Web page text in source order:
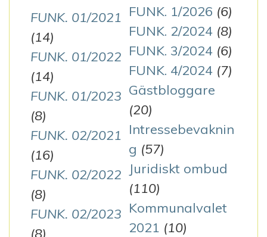
FUNK. 01/2021
(14)
FUNK. 01/2022
(14)
FUNK. 01/2023
(8)
FUNK. 02/2021
(16)
FUNK. 02/2022
(8)
FUNK. 02/2023
(8)
FUNK. 1/2026 (6)
FUNK. 2/2024 (8)
FUNK. 3/2024 (6)
FUNK. 4/2024 (7)
Gästbloggare
(20)
Intressebevaknin
g (57)
Juridiskt ombud
(110)
Kommunalvalet
2021 (10)